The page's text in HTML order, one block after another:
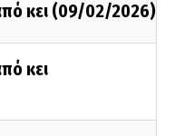
κει (09/02/2026)
κει